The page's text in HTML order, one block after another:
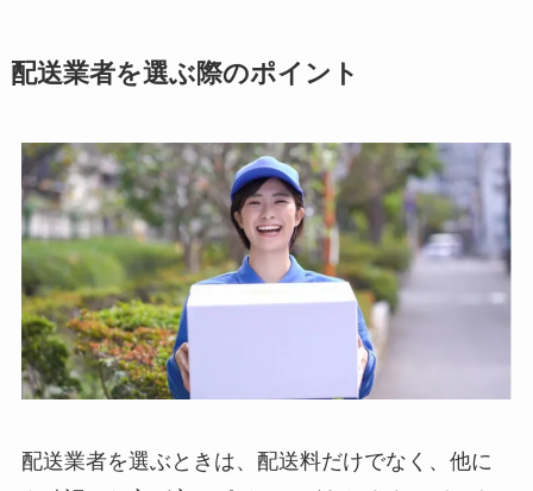
配送業者を選ぶ際のポイント
配送業者を選ぶときは、配送料だけでなく、他に